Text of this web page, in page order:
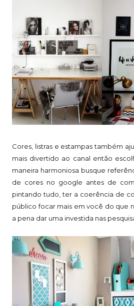
Cores, listras e estampas também
mais divertido ao canal então
maneira harmoniosa busque
de cores no google antes de
pintando tudo, ter a coerência de
público focar mais em você do que
a pena dar uma investida nas